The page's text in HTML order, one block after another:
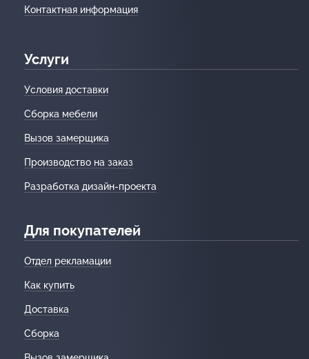
Контактная информация
Услуги
Условия доставки
Сборка мебели
Вызов замерщика
Производство на заказ
Разработка дизайн-проекта
Для покупателей
Отдел рекламации
Как купить
Доставка
Сборка